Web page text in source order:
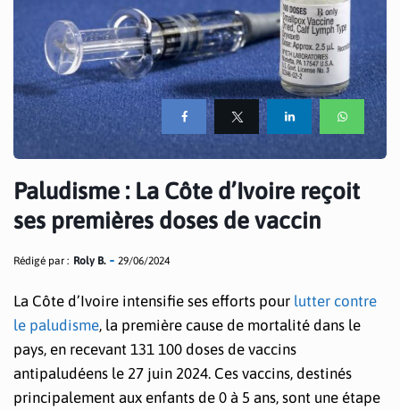
Paludisme : La Côte d’Ivoire reçoit
ses premières doses de vaccin
Rédigé par : Roly B. 29/06/2024
La Côte d’Ivoire intensifie ses efforts pour lutter contre
le paludisme, la première cause de mortalité dans le
pays, en recevant 131 100 doses de vaccins
antipaludéens le 27 juin 2024. Ces vaccins, destinés
principalement aux enfants de 0 à 5 ans, sont une étape